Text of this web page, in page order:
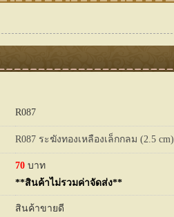
R087
R087 ระฆังทองเหลืองเล็กกลม (2.5 cm)
70บาท
**สินค้าไม่รวมค่าจัดส่ง**
สินค้าขายดี